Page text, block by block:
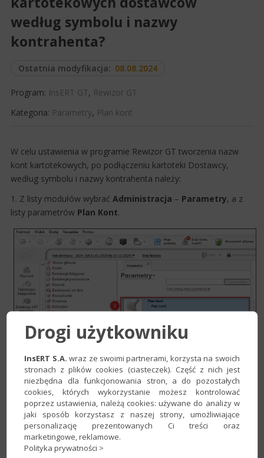
według symbolu i nazwy
kontrahenta?
Ostatnia modyfikacja: 08.08.2024
Program: InsERT GT, Rewizor GT
Kategoria: Parametry, Plan kont
​W celu ustawienia w programie Rewizor GT tworzenia nazw
kont kartotekowych, po podłączeniu kartoteki Dostawcy,
według symbolu​ i nazwy kontrahenta należy:
1. Z listy modułów wybrać Administracja – Parametry, a z
listy parametrów Plan Kont.
2. Przejść na zakładkęKonta kartotekowe
i w
poluPowiązane z kartoteką
poluNadawaj nazwy kont
Drogi użytkowniku
InsERT S.A. wraz ze swoimi partnerami, korzysta na swoich
stronach z plików cookies (ciasteczek). Część z nich jest
niezbędna dla funkcjonowania stron, a do pozostałych
cookies, których wykorzystanie możesz kontrolować
poprzez ustawienia, należą cookies: używane do analizy w
jaki sposób korzystasz z naszej strony, umożliwiające
personalizację prezentowanych Ci treści oraz
marketingowe, reklamowe.
Polityka prywatności >